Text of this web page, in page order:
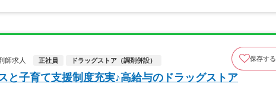
師求人
正社員 ドラッグストア（調剤併設） 保存する
と子育て支援制度充実♪高給与のドラッグストア